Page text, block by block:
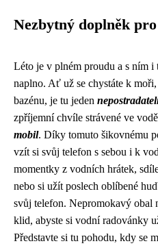
Nezbytný doplněk
Léto je v plném proudu a s ním
naplno. Ať už se chystáte k
bazénu, je tu jeden
zpříjemní chvíle strávené ve
mobil. Díky tomuto šikovnému
vzít si svůj telefon s sebou i k
momentky z vodních hrátek,
nebo si užít poslech oblíbené
svůj telefon. Nepromokavý obal
klid, abyste si vodní radovánky
Představte si tu pohodu, kdy se